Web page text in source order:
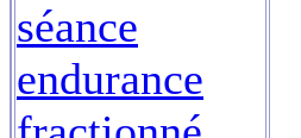
séance
endurance